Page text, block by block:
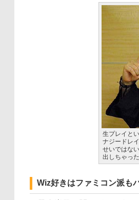
生プレイと
ナジードレ
せいではな
出しちゃっ
Wiz好きはファミコン派も